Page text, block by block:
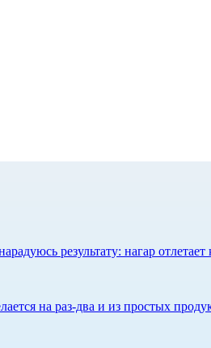
результату: нагар отлетает
на раз-два и из простых